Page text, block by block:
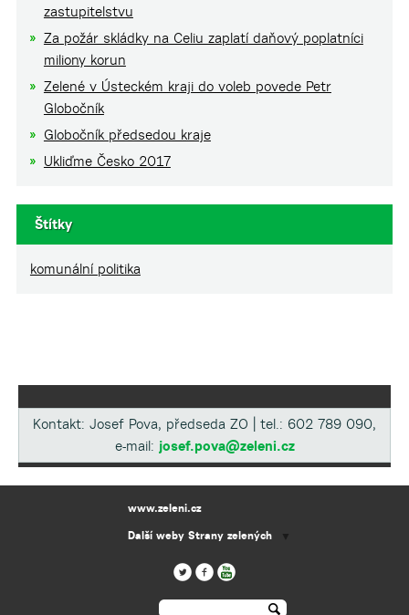
zastupitelstvu
Za požár skládky na Celiu zaplatí daňový poplatníci
miliony korun
Zelené v Ústeckém kraji do voleb povede Petr
Globočník
Globočník předsedou kraje
Ukliďme Česko 2017
Štítky
komunální politika
Kontakt: Josef Pova, předseda ZO | tel.: 602 789 090,
e-mail: josef.pova@zeleni.cz
www.zeleni.cz
Další weby Strany zelených
▼